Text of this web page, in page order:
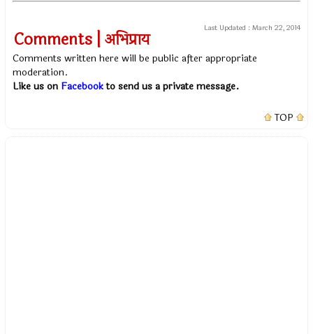
Last Updated : March 22, 2014
Comments | अभिप्राय
Comments written here will be public after appropriate
moderation.
Like us on Facebookto send us a private message.
TOP